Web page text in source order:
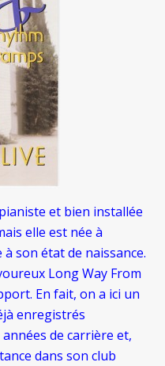
et bien installée
elle est née à
son état de naissance.
Long Way From
En fait, on a ici un
enregistrés
de carrière et,
dans son club